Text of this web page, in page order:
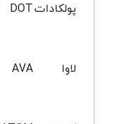
پولکاداتDOT
لاوا AVA